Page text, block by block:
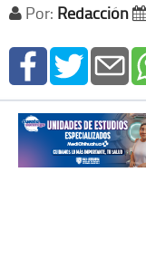
Por: Redacción